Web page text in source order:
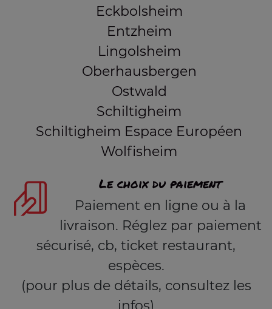
Eckbolsheim
Entzheim
Lingolsheim
Oberhausbergen
Ostwald
Schiltigheim
Schiltigheim Espace Européen
Wolfisheim
Le choix du paiement
Paiement en ligne ou à la
livraison. Réglez par paiement
sécurisé, cb, ticket restaurant,
espèces.
(pour plus de détails, consultez les
infos)